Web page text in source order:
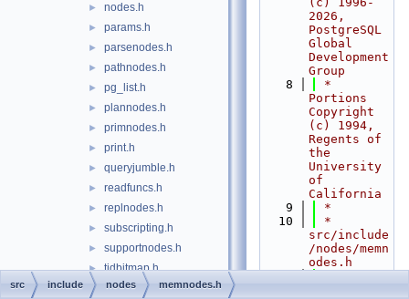
► nodes.h
► params.h
► parsenodes.h
► pathnodes.h
► pg_list.h
► plannodes.h
► primnodes.h
► print.h
► queryjumble.h
► readfuncs.h
► replnodes.h
► subscripting.h
► supportnodes.h
► tidbitmap.h
► value.h
2026,
PostgreSQL
Global
Development
Group
    8
*
Portions
Copyright
(c) 1994,
Regents of
the
University
of
California
    9
*
   10
*
src/include
/nodes/memn
odes.h
src include nodes memnodes.h